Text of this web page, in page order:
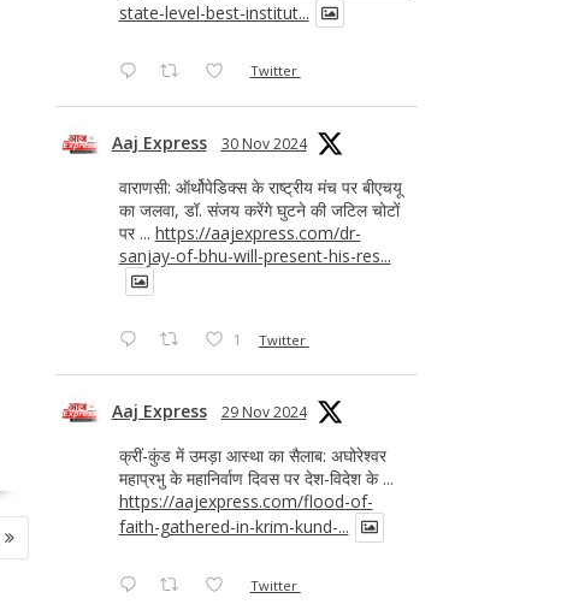
state-level-best-institut...
Twitter
Aaj Express 30 Nov 2024
वाराणसी: ऑर्थोपेडिक्स के राष्ट्रीय मंच पर बीएचयू
का जलवा, डॉ. संजय करेंगे घुटने की जटिल चोटों
पर ... https://aajexpress.com/dr-
sanjay-of-bhu-will-present-his-res...
1 Twitter
Aaj Express 29 Nov 2024
क्रीं-कुंड में उमड़ा आस्था का सैलाब: अघोरेश्वर
महाप्रभु के महानिर्वाण दिवस पर देश-विदेश के ...
https://aajexpress.com/flood-of-
faith-gathered-in-krim-kund-...
Twitter